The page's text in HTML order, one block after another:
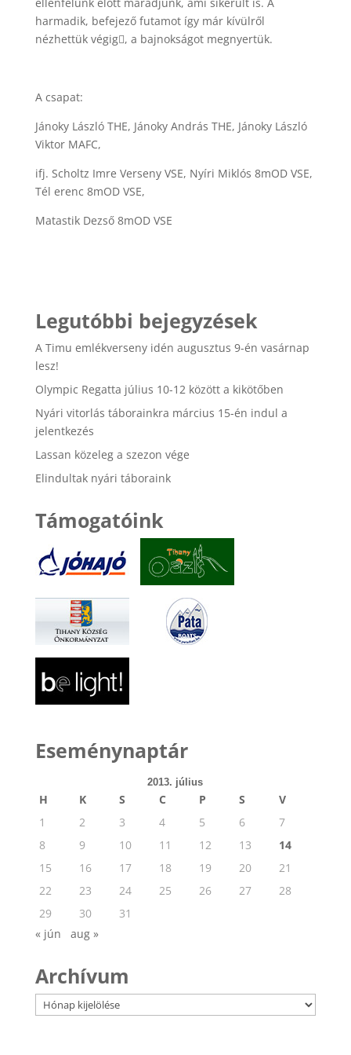
harmadik, befejező futamot így már kívülről
nézhettük végig, a bajnokságot megnyertük.
A csapat:
Jánoky László THE, Jánoky András THE, Jánoky László
Viktor MAFC,
ifj. Scholtz Imre Verseny VSE, Nyíri Miklós 8mOD VSE,
Tél erenc 8mOD VSE,
Matastik Dezső 8mOD VSE
Legutóbbi bejegyzések
A Timu emlékverseny idén augusztus 9-én vasárnap
lesz!
Olympic Regatta július 10-12 között a kikötőben
Nyári vitorlás táborainkra március 15-én indul a
jelentkezés
Lassan közeleg a szezon vége
Elindultak nyári táboraink
Támogatóink
Eseménynaptár
2013. július
H K S C P S
V
1
2 3 4 5 6
7
8
9 10 11 12 13
14
15
16 17 18 19 20
21
22
23 24 25 26 27
28
29
30
31
« jún
aug »
Archívum
Archívum